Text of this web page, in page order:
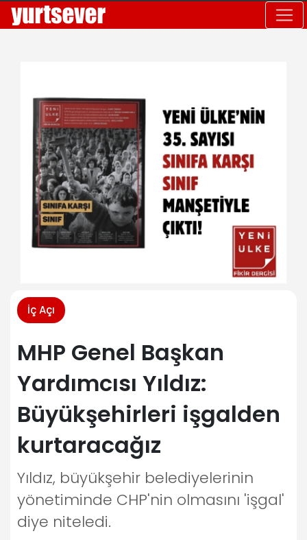
İç Açı
MHP Genel Başkan
Yardımcısı Yıldız:
Büyükşehirleri işgalden
kurtaracağız
Yıldız, büyükşehir belediyelerinin
yönetiminde CHP'nin olmasını 'işgal'
diye niteledi.